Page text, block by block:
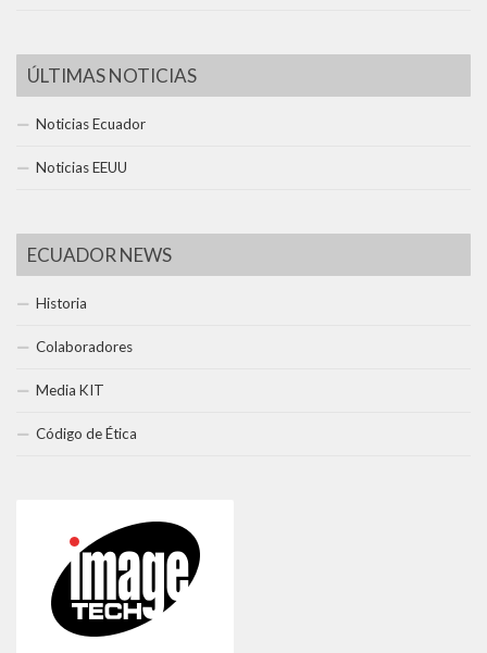
ÚLTIMAS NOTICIAS
Noticias Ecuador
Noticias EEUU
ECUADOR NEWS
Historia
Colaboradores
Media KIT
Código de Ética